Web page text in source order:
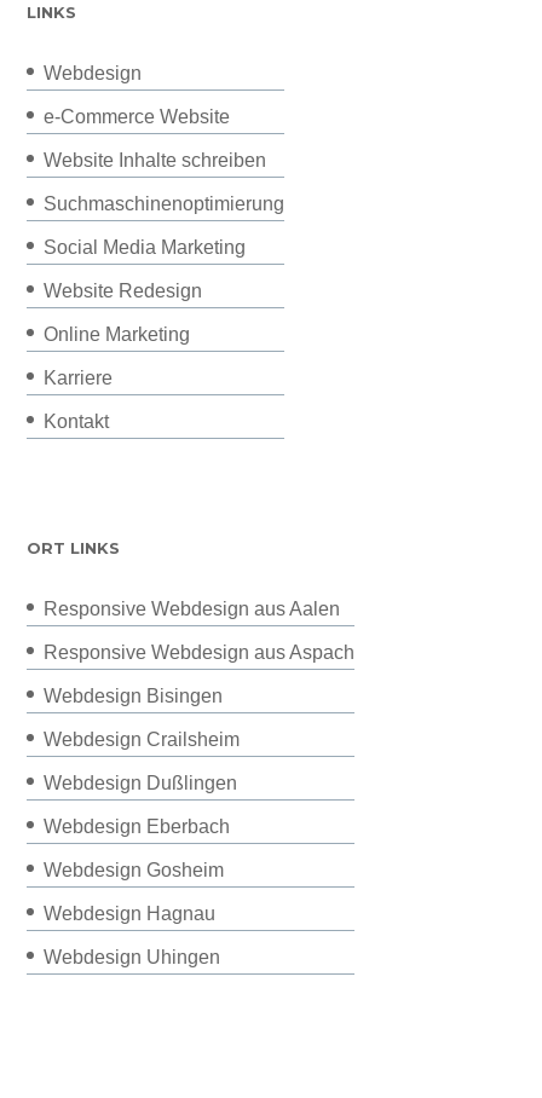
LINKS
Webdesign
e-Commerce Website
Website Inhalte schreiben
Suchmaschinenoptimierung
Social Media Marketing
Website Redesign
Online Marketing
Karriere
Kontakt
ORT LINKS
Responsive Webdesign aus Aalen
Responsive Webdesign aus Aspach
Webdesign Bisingen
Webdesign Crailsheim
Webdesign Dußlingen
Webdesign Eberbach
Webdesign Gosheim
Webdesign Hagnau
Webdesign Uhingen